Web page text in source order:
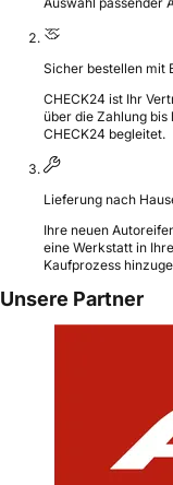
Sicher bestellen mit
CHECK24 ist Ihr
über die Zahlung
CHECK24 begleitet.
Lieferung nach
Ihre neuen
eine Werkstatt in
Kaufprozess
Unsere Partner